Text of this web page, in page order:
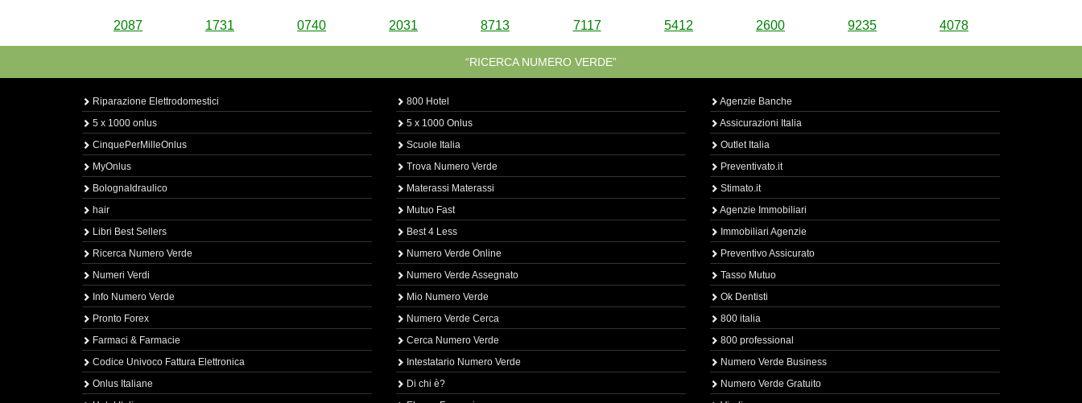
2087 1731 0740 2031 8713 7117 5412 2600 9235 4078
“RICERCA NUMERO VERDE”
Riparazione Elettrodomestici
5 x 1000 onlus
CinquePerMilleOnlus
MyOnlus
BolognaIdraulico
hair
Libri Best Sellers
Ricerca Numero Verde
Numeri Verdi
Info Numero Verde
Pronto Forex
Farmaci & Farmacie
Codice Univoco Fattura Elettronica
Onlus Italiane
800 Hotel
5 x 1000 Onlus
Scuole Italia
Trova Numero Verde
Materassi Materassi
Mutuo Fast
Best 4 Less
Numero Verde Online
Numero Verde Assegnato
Mio Numero Verde
Numero Verde Cerca
Cerca Numero Verde
Intestatario Numero Verde
Di chi è?
Agenzie Banche
Assicurazioni Italia
Outlet Italia
Preventivato.it
Stimato.it
Agenzie Immobiliari
Immobiliari Agenzie
Preventivo Assicurato
Tasso Mutuo
Ok Dentisti
800 italia
800 professional
Numero Verde Business
Numero Verde Gratuito